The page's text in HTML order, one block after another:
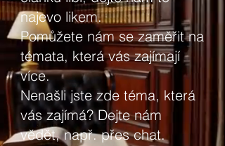
najevo likem.
Pomůžete nám se zaměřit na
témata, která vás zajímají
více.
Nenašli jste zde téma, která
vás zajímá? Dejte nám
vědět, např. přes chat.